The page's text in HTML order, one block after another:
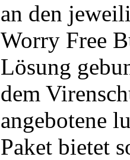
an den
Worry Free
Lösung
dem
angebotene
Paket bietet